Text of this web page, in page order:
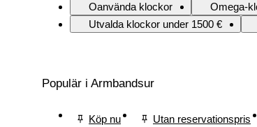
Oanvända klockor
Omega-
Utvalda klockor under 1500 €
Populär i Armbandsur
Köp nu Utan reservationspris